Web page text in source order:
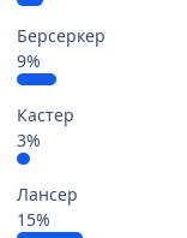
Берсеркер
9%
Кастер
3%
Лансер
15%